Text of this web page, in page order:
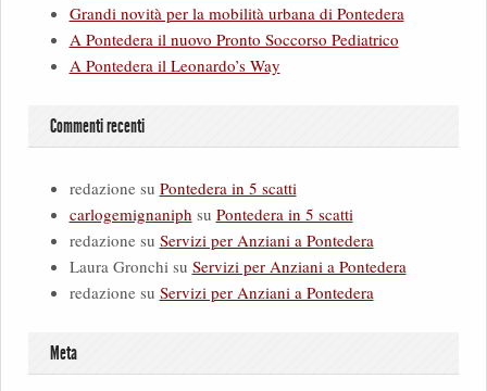
Grandi novità per la mobilità urbana di Pontedera
A Pontedera il nuovo Pronto Soccorso Pediatrico
A Pontedera il Leonardo’s Way
Commenti recenti
redazionesu Pontedera in 5 scatti
carlogemignaniph su Pontedera in 5 scatti
redazionesu Servizi per Anziani a Pontedera
Laura Gronchisu Servizi per Anziani a Pontedera
redazionesu Servizi per Anziani a Pontedera
Meta